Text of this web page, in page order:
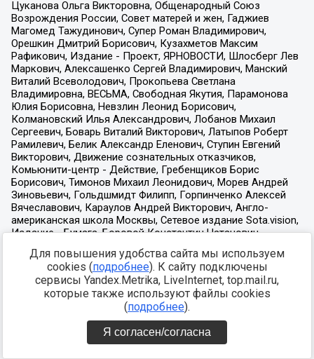
Для повышения удобства сайта мы используем
cookies (подробнее). К сайту подключены
сервисы Yandex.Metrika, LiveInternet, top.mail.ru,
которые также используют файлы cookies
(подробнее).
Я согласен/согласна